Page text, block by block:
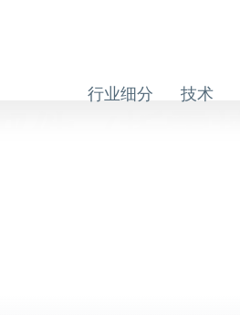
行业细分 技术